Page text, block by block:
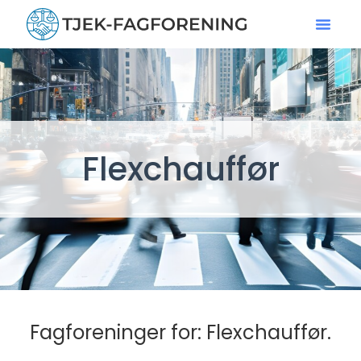
Flexchauffør
Fagforeninger for: Flexchauffør.